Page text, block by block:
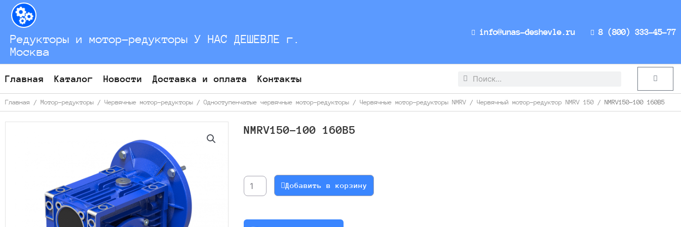
Перейти
содержимому
Редукторы и мотор-редукторы У НАС ДЕШЕВЛЕ г.
Москва
info@unas-deshevle.ru 8 (800) 333-45-77
Главная Каталог Новости Доставка и оплата Контакты Search
Search Cart
Главная / Мотор-редукторы / Червячные мотор-редукторы / Одноступенчатые червячные мотор-редукторы / Червячные мотор-редукторы NMRV / Червячный мотор-редуктор NMRV 150 / NMRV150-100 160B5
NMRV150-100 160B5
NMRV150-
100
Добавить в корзину